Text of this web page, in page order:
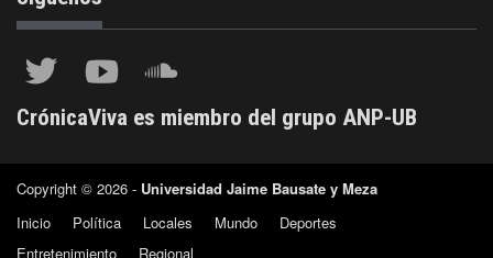
CrónicaViva es miembro del grupo ANP-UB
Copyright © 2026 - Universidad Jaime Bausate y Meza
Inicio
Política Locales Mundo
Deportes
Entretenimiento
Regional